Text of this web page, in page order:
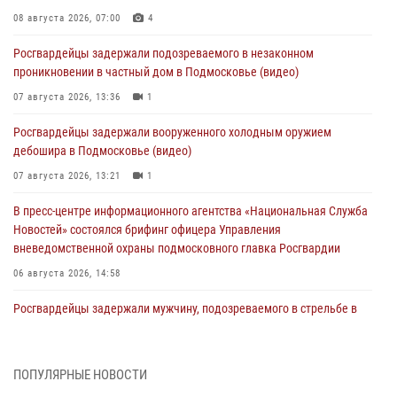
08 августа 2026, 07:00 4
Росгвардейцы задержали подозреваемого в незаконном
проникновении в частный дом в Подмосковье (видео)
07 августа 2026, 13:36 1
Росгвардейцы задержали вооруженного холодным оружием
дебошира в Подмосковье (видео)
07 августа 2026, 13:21 1
В пресс-центре информационного агентства «Национальная Служба
Новостей» состоялся брифинг офицера Управления
вневедомственной охраны подмосковного главка Росгвардии
06 августа 2026, 14:58
Росгвардейцы задержали мужчину, подозреваемого в стрельбе в
ПОПУЛЯРНЫЕ НОВОСТИ